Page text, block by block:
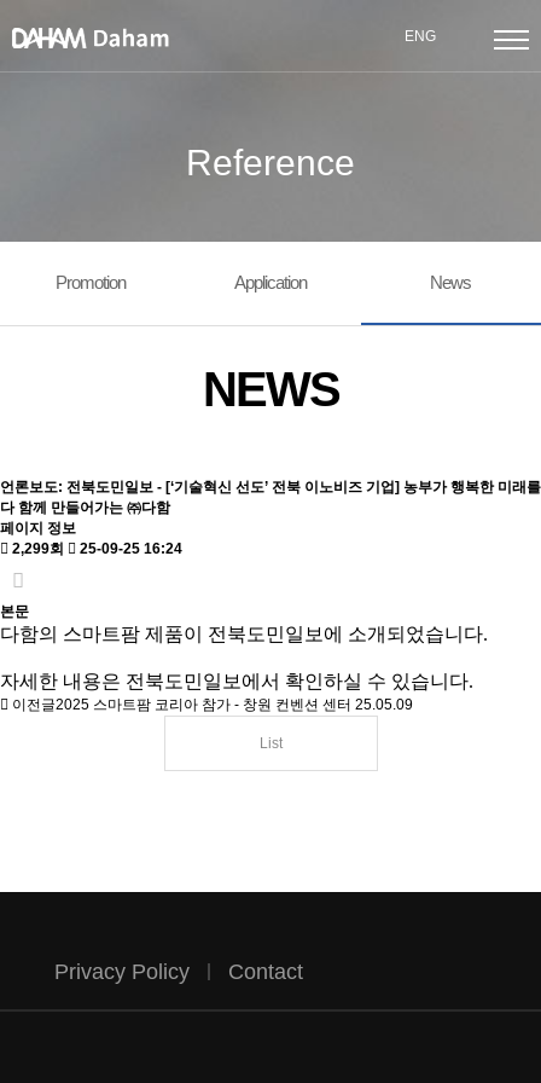
ENG
Reference
Promotion Application News
NEWS
언론보도: 전북도민일보 - [‘기술혁신 선도’ 전북 이노비즈 기업] 농부가 행복한 미래를
다 함께 만들어가는 ㈜다함
페이지 정보
2,299회
25-09-25 16:24
본문
다함의 스마트팜 제품이 전북도민일보에 소개되었습니다.
자세한 내용은 전북도민일보 에서 확인하실 수 있습니다.
이전글2025 스마트팜 코리아 참가 - 창원 컨벤션 센터 25.05.09
List
Privacy Policy Contact